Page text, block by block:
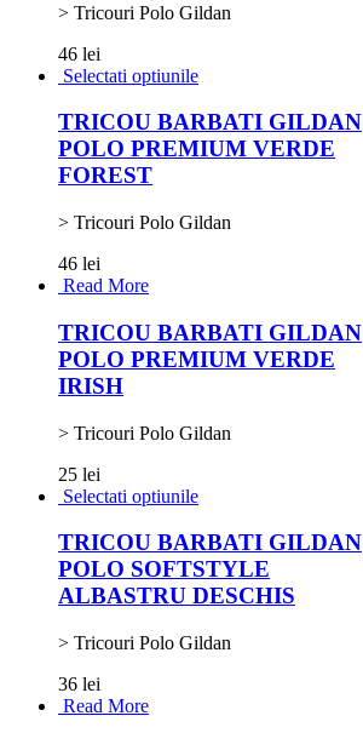
> Tricouri Polo Gildan
46 lei
Selectati optiunile
TRICOU BARBATI GILDAN
POLO PREMIUM VERDE
FOREST
> Tricouri Polo Gildan
46 lei
Read More
TRICOU BARBATI GILDAN
POLO PREMIUM VERDE
IRISH
> Tricouri Polo Gildan
25 lei
Selectati optiunile
TRICOU BARBATI GILDAN
POLO SOFTSTYLE
ALBASTRU DESCHIS
> Tricouri Polo Gildan
36 lei
Read More